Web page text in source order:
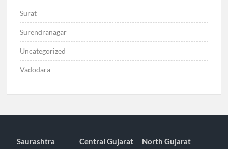
Surat
Surendranagar
Uncategorized
Vadodara
Saurashtra
Central Gujarat North Gujarat